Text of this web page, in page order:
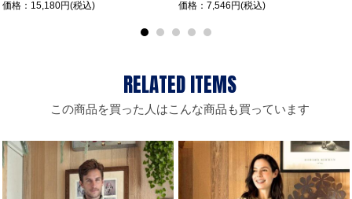
価格：15,180円(税込) 価格：7,546円(税込)
この商品を買った人はこんな商品も買っています